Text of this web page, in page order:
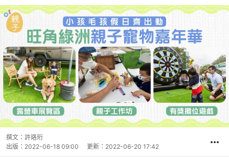
撰文： 許珞珩
出版： 2022-06-18 09:00 更新： 2022-06-20 17:42